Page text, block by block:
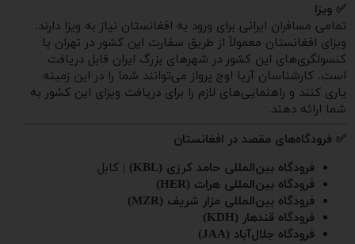
✅ ویزا
تمامی مسافران ایرانی برای ورود به افغانستان نیاز به ویزا دارند.
ویزای افغانستان معمولاً از طریق سفارت این کشور در تهران یا
کنسولگری‌های این کشور در شهرهای بزرگ ایران قابل دریافت
است. کارشناسان آریا اوج پرواز می‌توانند شما را در این زمینه
یاری کنند و راهنمایی‌های لازم را برای دریافت ویزای این کشور به
شما ارائه دهند.
✅ فرودگاه‌های مقصد در افغانستان
فرودگاه بین‌المللی حامد کرزی (KBL)
| کابل
فرودگاه بین‌المللی هرات (HER)
فرودگاه بین‌المللی مزار شریف (MZR)
فرودگاه قندهار (KDH)
فرودگاه جلال‌آباد (JAA)